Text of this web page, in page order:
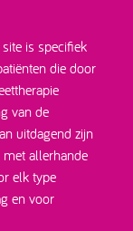
site is specifiek
die door
van de
uitdagend zijn
allerhande
elk type
en voor